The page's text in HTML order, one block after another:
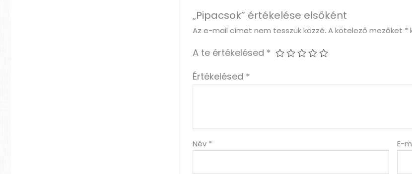
„Pipacsok” értékelése elsőként
Az e-mail címet nem tesszük közzé. A kötelező mezőket *
A te értékelésed *
Értékelésed *
Név * E-